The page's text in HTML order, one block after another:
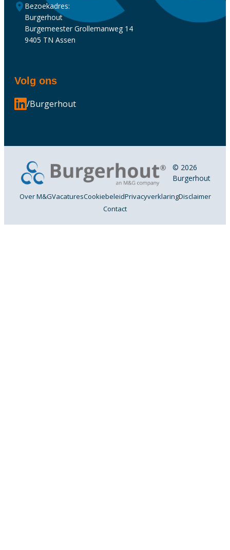
Bezoekadres:
Burgerhout
Burgemeester Grollemanweg 14
9405 TN Assen
Volg ons
/Burgerhout
© 2026
Burgerhout
Over M&GVacaturesCookiebeleidPrivacyverklaringDisclaimer
Contact